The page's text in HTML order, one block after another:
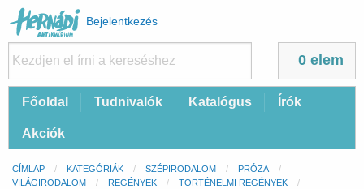
Felhasználói
fiók
menüje
Bejelentkezés
0 elem
FőFőoldal Tudnivalók Katalógus Írók
Akciók
Morzsa
CÍMLAP KATEGÓRIÁK SZÉPIRODALOM
PRÓZA
VILÁGIRODALOM
REGÉNYEK
TÖRTÉNELMI REGÉNYEK